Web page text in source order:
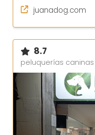
juanadog.com
8.7
peluquerías caninas